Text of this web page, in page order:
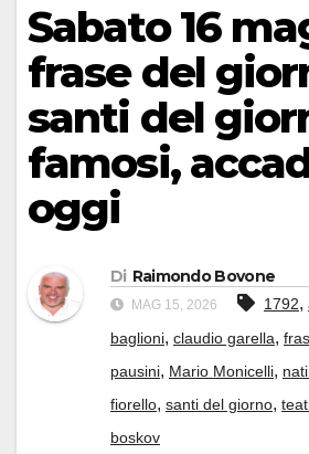
Sabato 16
frase del
santi del
famosi,
oggi
Di Raimondo Bovone
MAG 15, 2026 1792,
baglioni, claudio garella,
pausini, Mario Monicelli,
fiorello, santi del giorno,
boskov